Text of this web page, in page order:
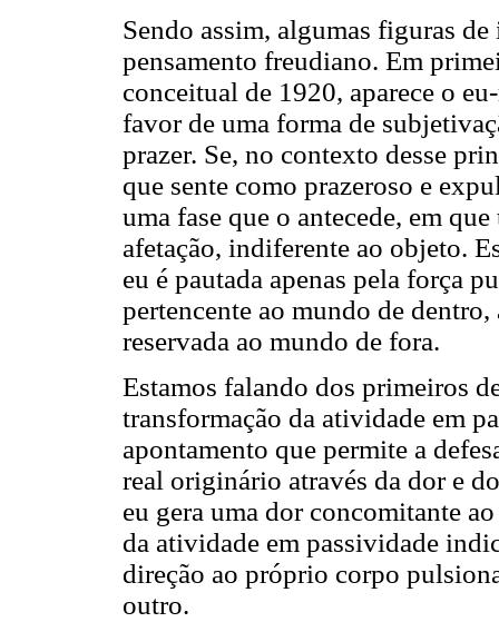
Sendo assim, algumas figuras
pensamento freudiano. Em
conceitual de 1920, aparece o
favor de uma forma de
prazer. Se, no contexto desse
que sente como prazeroso e
uma fase que o antecede, em
afetação, indiferente ao objeto.
eu é pautada apenas pela força
pertencente ao mundo de
reservada ao mundo de fora.
Estamos falando dos primeiros
transformação da atividade em
apontamento que permite a
real originário através da dor e
eu gera uma dor concomitante
da atividade em passividade
direção ao próprio corpo
outro.